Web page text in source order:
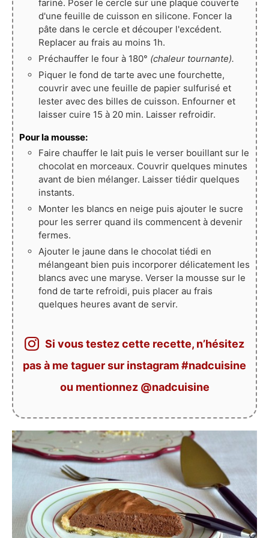
fariné. Poser le cercle sur une plaque couverte
d'une feuille de cuisson en silicone. Foncer la
pâte dans le cercle et découper l'excédent.
Replacer au frais au moins 1h.
Préchauffer le four à 180° (chaleur tournante).
Piquer le fond de tarte avec une fourchette,
couvrir avec une feuille de papier sulfurisé et
lester avec des billes de cuisson. Enfourner et
laisser cuire 15 à 20 min. Laisser refroidir.
Pour la mousse:
Faire chauffer le lait puis le verser bouillant sur le
chocolat en morceaux. Couvrir quelques minutes
avant de bien mélanger. Laisser tiédir quelques
instants.
Monter les blancs en neige puis ajouter le sucre
pour les serrer quand ils commencent à devenir
fermes.
Ajouter le jaune dans le chocolat tiédi en
mélangeant bien puis incorporer délicatement les
blancs avec une maryse. Verser la mousse sur le
fond de tarte refroidi, puis placer au frais
quelques heures avant de servir.
Si vous testez cette recette, n’hésitez
pas à me taguer sur instagram #nadcuisine
ou mentionnez @nadcuisine